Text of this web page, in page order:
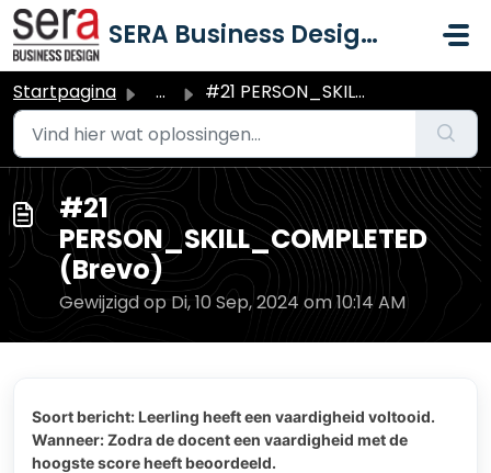
Doorgaan naar hoofdinhoud
SERA Business Design B.V.
Startpagina ... #21 PERSON_SKILL_COMPLETED (Brevo)
#21
PERSON_SKILL_COMPLETED
(Brevo)
Gewijzigd op Di, 10 Sep, 2024 om 10:14 AM
Soort bericht: Leerling heeft een vaardigheid voltooid.
Wanneer: Zodra de docent een vaardigheid met de
hoogste score heeft beoordeeld.